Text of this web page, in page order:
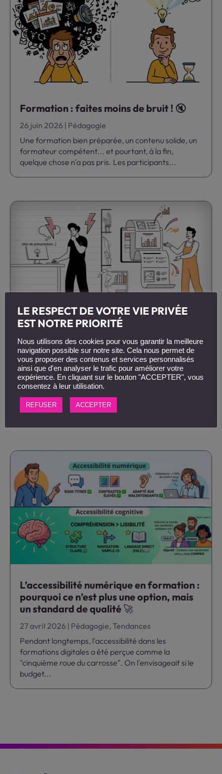
Formation : faites moins de bruit ! 🔇
26 juin 2026 | Pédagogie
Une formation bien préparée, un contenu solide, un
formateur compétent... et pourtant, à la fin,
quelque chose n'a pas pris. Les participants...
Gamma pour des supports de
formation 🚀
5 juin 2026|Pédagogie, Tendances
L’objectif ici n’est pas de vous refaire un tutoriel pas à
pas sur l’outil, mais plutôt de partager une façon
simple de l’intégrer dans une...
L’accessibilité numérique en formation :
pourquoi ce n’est plus une option, mais
un standard de qualité 🚀
27 avril 2026 | Pédagogie,Tendances
Pendant longtemps, l'accessibilité dans les
formations digitales a été perçue comme la
"cinquième roue du carrosse". On l'envisageait si le
budget...
LE RESPECT DE VOTRE VIE PRIVÉE
EST NOTRE PRIORITÉ
Nous utilisons des cookies pour vous garantir la meilleure
navigation possible sur notre site. Cela nous permet de
vous proposer des contenus et services personnalisés
ainsi que d'en analyser le trafic pour améliorer votre
expérience. En cliquant sur le bouton "ACCEPTER", vous
consentez à leur utilisation.
REFUSER ACCEPTER